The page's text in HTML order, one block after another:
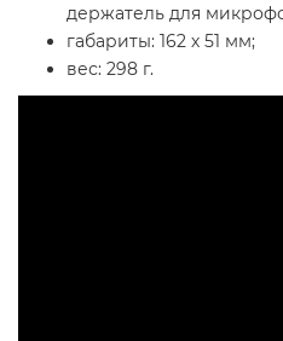
держатель для
габариты: 162 х 51 мм;
вес: 298 г.